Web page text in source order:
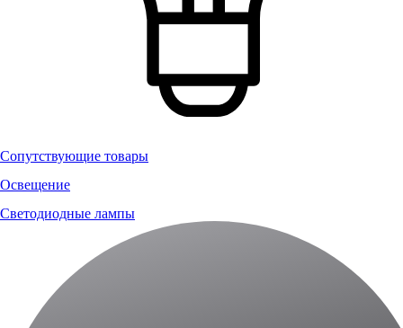
Сопутствующие товары
Освещение
Светодиодные лампы